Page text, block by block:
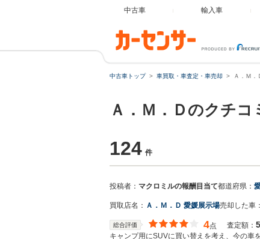
中古車 輸入車
中古車トップ 車買取・車査定・車売却 Ａ．Ｍ．
Ａ．Ｍ．Ｄのクチコ
124 件
投稿者： マクロミルの報酬目当て都道府県：
買取店名： Ａ．Ｍ．Ｄ 愛媛展示場売却した車：
総合評価 4点 査定額： 5
キャンプ用にSUVに買い替えを考え、今の車